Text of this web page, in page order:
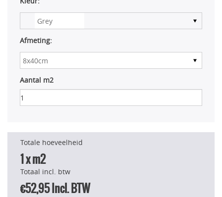
Afmeting:
Aantal m2
Totale hoeveelheid
1x m2
Totaal incl. btw
€52,95Incl. BTW